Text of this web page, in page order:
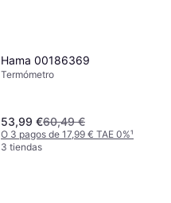
Hama 00186369
Termómetro
53,99 €60,49 €
O 3 pagos de 17,99 € TAE 0%¹
3 tiendas